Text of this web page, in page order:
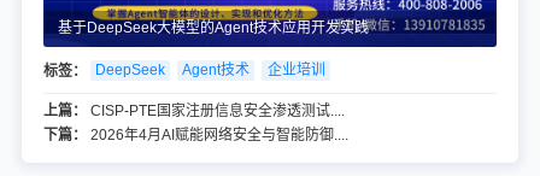
基于DeepSeek大模型的Agent技术应用开发实践
标签： DeepSeek Agent技术 企业培训
上篇：
CISP-PTE国家注册信息安全渗透测试....
下篇：
2026年4月AI赋能网络安全与智能防御....